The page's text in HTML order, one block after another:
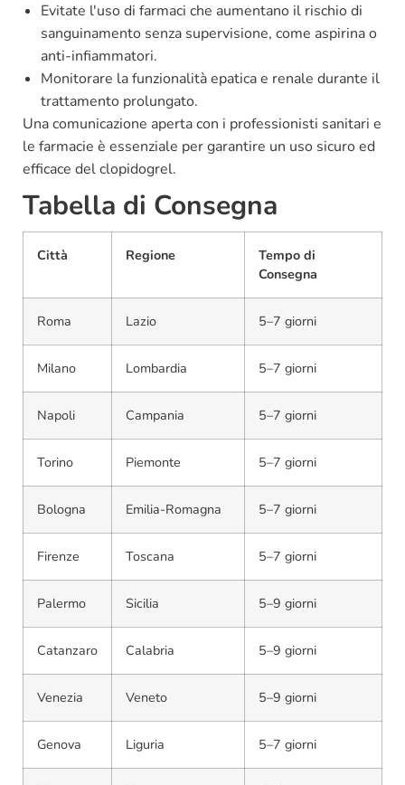
Evitate l'uso di farmaci che aumentano il rischio di
sanguinamento senza supervisione, come aspirina o
anti-infiammatori.
Monitorare la funzionalità epatica e renale durante il
trattamento prolungato.
Una comunicazione aperta con i professionisti sanitari e
le farmacie è essenziale per garantire un uso sicuro ed
efficace del clopidogrel.
Tabella di Consegna
Città Regione
Tempo di
Consegna
Roma Lazio 5–7 giorni
Milano Lombardia 5–7 giorni
Napoli Campania 5–7 giorni
Torino Piemonte 5–7 giorni
Bologna Emilia-Romagna 5–7 giorni
Firenze Toscana 5–7 giorni
Palermo Sicilia 5–9 giorni
Catanzaro Calabria 5–9 giorni
Venezia Veneto 5–9 giorni
Genova Liguria 5–7 giorni